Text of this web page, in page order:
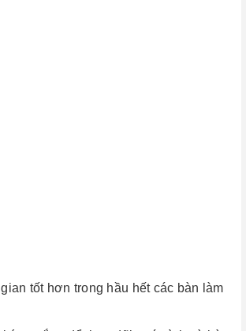
tốt hơn trong hầu hết các bàn làm